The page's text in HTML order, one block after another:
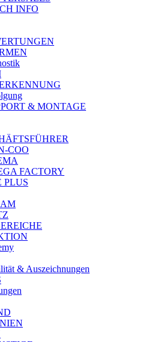
INFO
& MONTAGE
COO
FACTORY
PLUS
& Auszeichnungen